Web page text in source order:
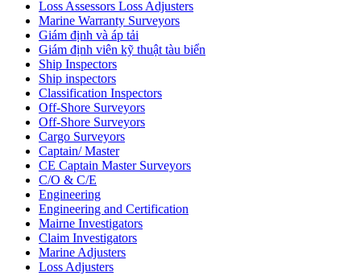
Loss Assessors Loss Adjusters
Marine Warranty Surveyors
Giám định và áp tải
Giám định viên kỹ thuật tàu biển
Ship Inspectors
Ship inspectors
Classification Inspectors
Off-Shore Surveyors
Off-Shore Surveyors
Cargo Surveyors
Captain/ Master
CE Captain Master Surveyors
C/O & C/E
Engineering
Engineering and Certification
Mairne Investigators
Claim Investigators
Marine Adjusters
Loss Adjusters